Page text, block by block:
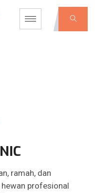
ramah, dan
profesional